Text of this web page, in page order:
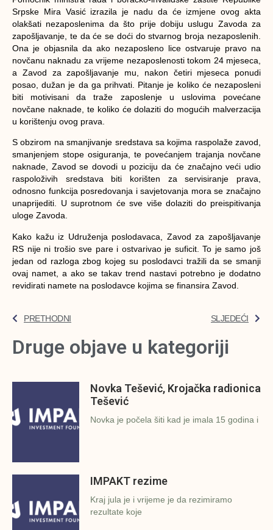
Srpske Mira Vasićizrazila je nadu da će izmjene ovog akta
olakšati nezaposlenima da što prije dobiju uslugu Zavoda za
zapošljavanje, te da će se doći do stvarnog broja nezaposlenih.
Ona je objasnila da ako nezaposleno lice ostvaruje pravo na
novčanu naknadu za vrijeme nezaposlenosti tokom 24 mjeseca,
a Zavod za zapošljavanje mu, nakon četiri mjeseca ponudi
posao, dužan je da ga prihvati. Pitanje je koliko će nezaposleni
biti motivisani da traže zaposlenje u uslovima povećane
novčane naknade, te koliko će dolaziti do mogućih malverzacija
u korištenju ovog prava.
S obzirom na smanjivanje sredstava sa kojima raspolaže zavod,
smanjenjem stope osiguranja, te povećanjem trajanja novčane
naknade, Zavod se dovodi u poziciju da će značajno veći udio
raspoloživih sredstava biti korišten za servisiranje prava,
odnosno funkcija posredovanja i savjetovanja mora se značajno
unaprijediti. U suprotnom će sve više dolaziti do preispitivanja
uloge Zavoda.
Kako kažu iz Udruženja poslodavaca, Zavod za zapošljavanje
RS nije ni trošio sve pare i ostvarivao je suficit. To je samo još
jedan od razloga zbog kojeg su poslodavci tražili da se smanji
ovaj namet, a ako se takav trend nastavi potrebno je dodatno
revidirati namete na poslodavce kojima se finansira Zavod.
PRETHODNI SLJEDEĆI
Druge objave u kategoriji
Novka Tešević, Krojačka radionica
Tešević
Novka je počela šiti kad je imala 15 godina i
IMPAKT rezime
Kraj jula je i vrijeme je da rezimiramo
rezultate koje